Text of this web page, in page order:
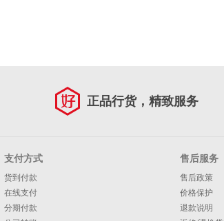
正品行货，精致服务
支付方式
货到付款
在线支付
分期付款
售后服务
售后政策
价格保护
退款说明